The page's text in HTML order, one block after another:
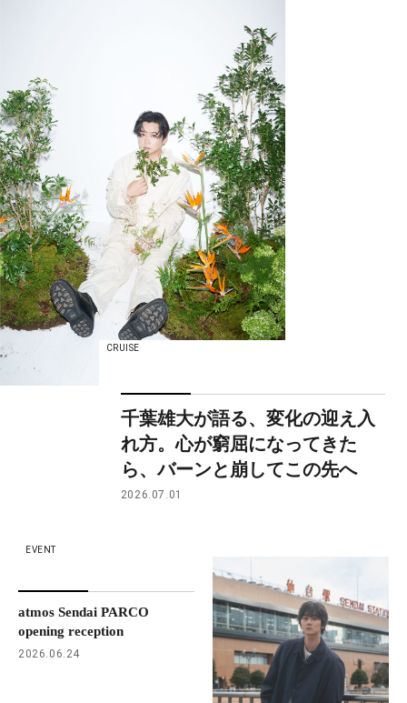
CRUISE
千葉雄大が語る、変化の迎え入
れ方。心が窮屈になってきた
ら、バーンと崩してこの先へ
2026.07.01
EVENT
atmos Sendai PARCO
opening reception
2026.06.24